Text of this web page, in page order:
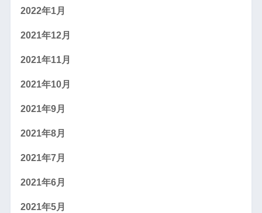
2022年1月
2021年12月
2021年11月
2021年10月
2021年9月
2021年8月
2021年7月
2021年6月
2021年5月